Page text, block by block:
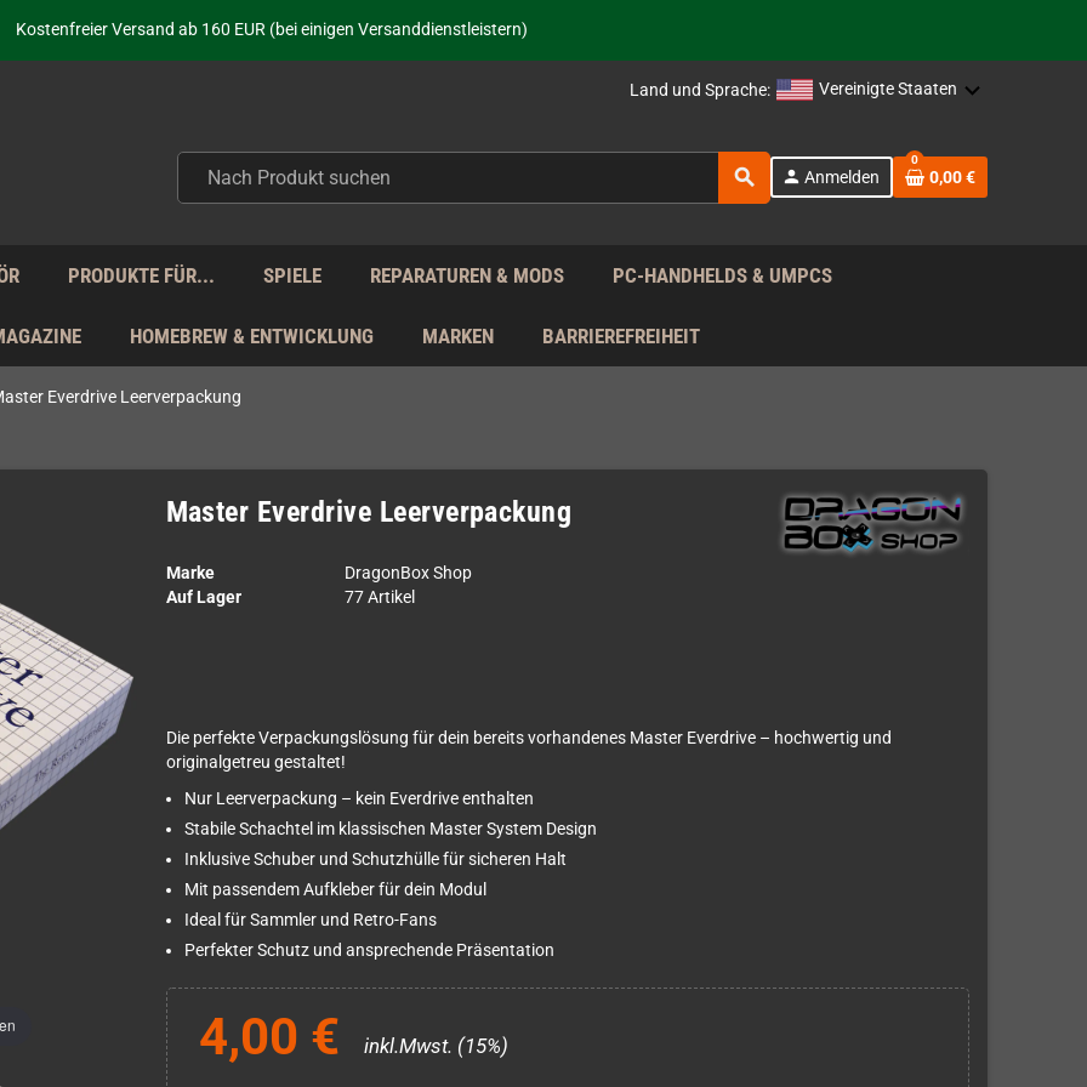
Kostenfreier Versand ab 160 EUR (bei einigen Versanddienstleistern)
Seit über 20 Jahren Deine Anlaufstelle für neue Retro-Hardware!
Täglicher Versand Mo - Fr aus Deutschland - zollfrei innerhalb der EU!
Land und Sprache: Vereinigte Staaten
search person Anmelden
0
0,00 €
PRODUKTE FÜR... SPIELE REPARATUREN & MODS PC-HANDHELDS & UMPCS
HOMEBREW & ENTWICKLUNG MARKEN BARRIEREFREIHEIT
Everdrive Leerverpackung
Master Everdrive Leerverpackung
Marke
DragonBox Shop
Auf Lager
77 Artikel
Die perfekte Verpackungslösung für dein bereits vorhandenes Master Everdrive – hochwertig und
originalgetreu gestaltet!
Nur Leerverpackung – kein Everdrive enthalten
Stabile Schachtel im klassischen Master System Design
Inklusive Schuber und Schutzhülle für sicheren Halt
Mit passendem Aufkleber für dein Modul
Ideal für Sammler und Retro-Fans
Perfekter Schutz und ansprechende Präsentation
4,00 € inkl.Mwst. (15%)